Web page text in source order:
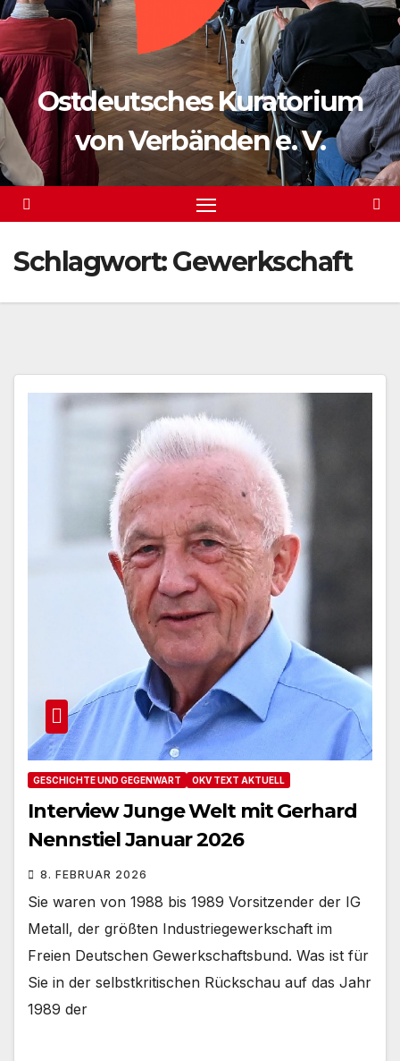
Ostdeutsches Kuratorium
von Verbänden e. V.
Schlagwort:Gewerkschaft
GESCHICHTE UND GEGENWART OKV TEXT AKTUELL
Interview Junge Welt mit Gerhard
Nennstiel Januar 2026
8. FEBRUAR 2026
Sie waren von 1988 bis 1989 Vorsitzender der IG
Metall, der größten Industriegewerkschaft im
Freien Deutschen Gewerkschaftsbund. Was ist für
Sie in der selbstkritischen Rückschau auf das Jahr
1989 der